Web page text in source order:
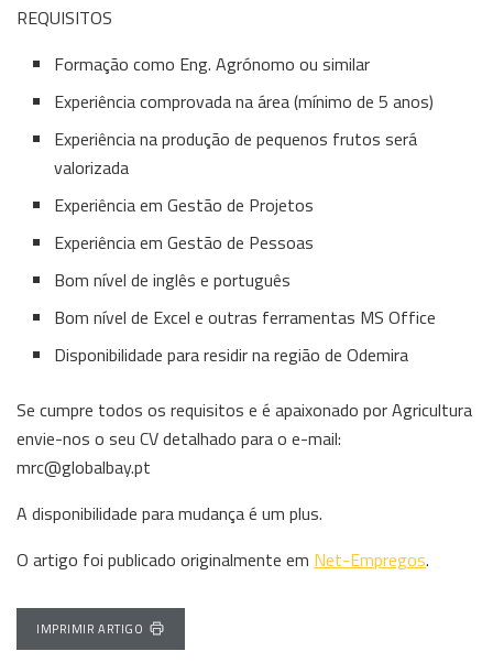
REQUISITOS
Formação como Eng. Agrónomo ou similar
Experiência comprovada na área (mínimo de 5 anos)
Experiência na produção de pequenos frutos será
valorizada
Experiência em Gestão de Projetos
Experiência em Gestão de Pessoas
Bom nível de inglês e português
Bom nível de Excel e outras ferramentas MS Office
Disponibilidade para residir na região de Odemira
Se cumpre todos os requisitos e é apaixonado por Agricultura
envie-nos o seu CV detalhado para o e-mail:
mrc@globalbay.pt
A disponibilidade para mudança é um plus.
O artigo foi publicado originalmente em Net-Empregos.
IMPRIMIR ARTIGO